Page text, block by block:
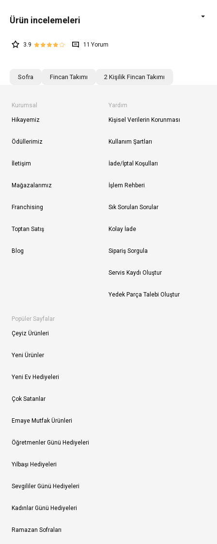
3.9 11
Sofra Fincan Takımı 2 Kişilik Fincan Takımı
Kurumsal
Hikayemiz
Ödüllerimiz
İletişim
Mağazalarımız
Franchising
Toptan Satış
Blog
Yardım
Kişisel Verilerin Korunması
Kullanım Şartları
İade/İptal Koşulları
İşlem Rehberi
Sık Sorulan Sorular
Kolay İade
Sipariş Sorgula
Servis Kaydı Oluştur
Yedek Parça Talebi Oluştur
Popüler Sayfalar
Çeyiz Ürünleri
Yeni Ürünler
Yeni Ev Hediyeleri
Çok Satanlar
Emaye Mutfak Ürünleri
Öğretmenler Günü Hediyeleri
Yılbaşı Hediyeleri
Sevgililer Günü Hediyeleri
Kadınlar Günü Hediyeleri
Ramazan Sofraları